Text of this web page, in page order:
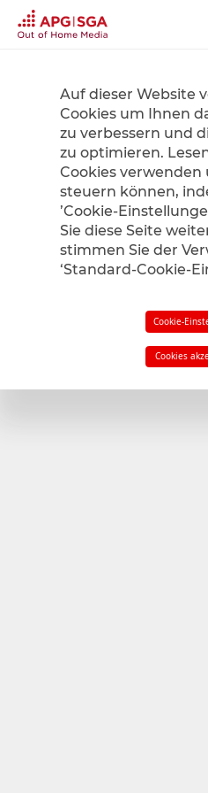
Product
Auf dieser Website
Cookies um Ihnen
zu verbessern und
zu optimieren.
Cookies verwenden
steuern können,
’Cookie-
Sie diese Seite
stimmen Sie der
‘Standard-Cookie-
Cookie-
Cookies